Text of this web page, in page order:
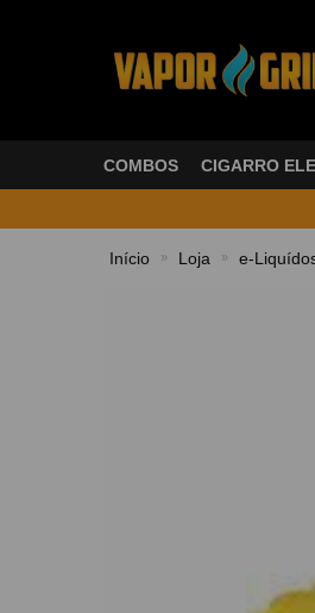
COMBOS CIGARRO
Início » Loja » e-